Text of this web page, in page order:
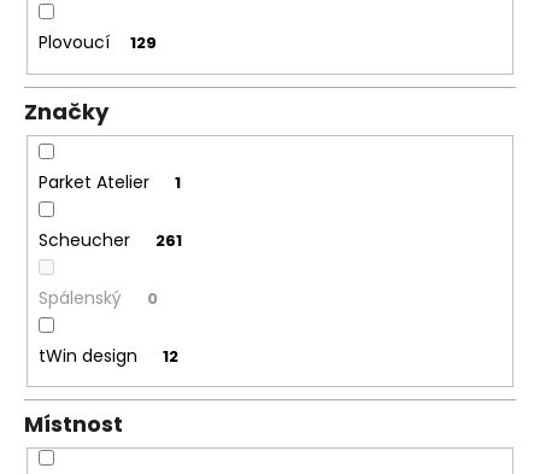
Plovoucí 129
Značky
Parket Atelier 1
Scheucher 261
Spálenský 0
tWin design 12
Místnost
287
Kč